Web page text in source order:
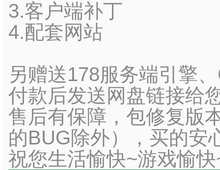
3.客户端补丁
4.配套网站
另赠送178服务端引擎
付款后发送网盘链接给
售后有保障，包修复版
的BUG除外），买的安
祝您生活愉快~游戏愉